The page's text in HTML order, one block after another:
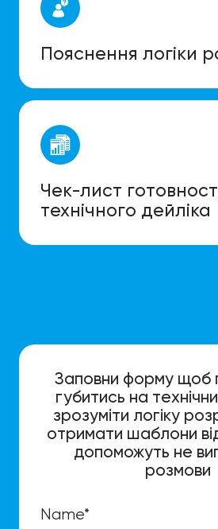
Пояснення логіки
Чек-лист
технічного дейліка
Заповни форму щоб
губитись на
зрозуміти логіку
отримати шаблони
допоможуть не
розмови
Name*